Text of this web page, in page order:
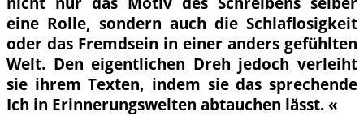
eine Rolle, sondern auch die Schlaflosigkeit
oder das Fremdsein in einer anders gefühlten
Welt. Den eigentlichen Dreh jedoch verleiht
sie ihrem Texten, indem sie das sprechende
Ich in Erinnerungswelten abtauchen lässt. «